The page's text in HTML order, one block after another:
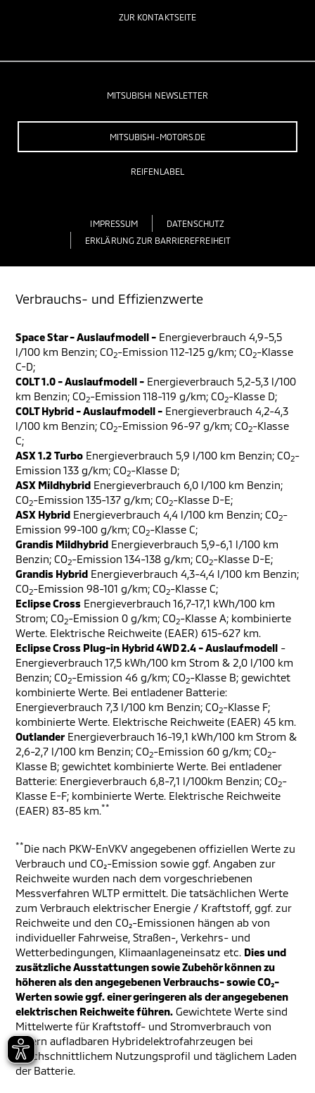
ZUR KONTAKTSEITE
MITSUBISHI NEWSLETTER
MITSUBISHI-MOTORS.DE
REIFENLABEL
IMPRESSUM
DATENSCHUTZ
ERKLÄRUNG ZUR BARRIEREFREIHEIT
Verbrauchs- und Effizienzwerte
Space Star - Auslaufmodell - Energieverbrauch 4,9-5,5
l/100 km Benzin; CO2-Emission 112-125 g/km; CO2-Klasse
C-D;
COLT 1.0 - Auslaufmodell - Energieverbrauch 5,2-5,3 l/100
km Benzin; CO2-Emission 118-119 g/km; CO2-Klasse D;
COLT Hybrid - Auslaufmodell - Energieverbrauch 4,2-4,3
l/100 km Benzin; CO2-Emission 96-97 g/km; CO2-Klasse
C;
ASX 1.2 Turbo Energieverbrauch 5,9 l/100 km Benzin; CO2-
Emission 133 g/km; CO2-Klasse D;
ASX Mildhybrid Energieverbrauch 6,0 l/100 km Benzin;
CO2-Emission 135-137 g/km; CO2-Klasse D-E;
ASX Hybrid Energieverbrauch 4,4 l/100 km Benzin; CO2-
Emission 99-100 g/km; CO2-Klasse C;
Grandis Mildhybrid Energieverbrauch 5,9-6,1 l/100 km
Benzin; CO2-Emission 134-138 g/km; CO2-Klasse D-E;
Grandis Hybrid Energieverbrauch 4,3-4,4 l/100 km Benzin;
CO2-Emission 98-101 g/km; CO2-Klasse C;
Eclipse Cross Energieverbrauch 16,7-17,1 kWh/100 km
Strom; CO2-Emission 0 g/km; CO2-Klasse A; kombinierte
Werte. Elektrische Reichweite (EAER) 615-627 km.
Eclipse Cross Plug-in Hybrid 4WD 2.4 - Auslaufmodell -
Energieverbrauch 17,5 kWh/100 km Strom & 2,0 l/100 km
Benzin; CO2-Emission 46 g/km; CO2-Klasse B; gewichtet
kombinierte Werte. Bei entladener Batterie:
Energieverbrauch 7,3 l/100 km Benzin; CO2-Klasse F;
kombinierte Werte. Elektrische Reichweite (EAER) 45 km.
Outlander Energieverbrauch 16-19,1 kWh/100 km Strom &
2,6-2,7 l/100 km Benzin; CO2-Emission 60 g/km; CO2-
Klasse B; gewichtet kombinierte Werte. Bei entladener
Batterie: Energieverbrauch 6,8-7,1 l/100km Benzin; CO2-
Klasse E-F; kombinierte Werte. Elektrische Reichweite
(EAER) 83-85 km.**
**Die nach PKW-EnVKV angegebenen offiziellen Werte zu
Verbrauch und CO₂-Emission sowie ggf. Angaben zur
Reichweite wurden nach dem vorgeschriebenen
Messverfahren WLTP ermittelt. Die tatsächlichen Werte
zum Verbrauch elektrischer Energie / Kraftstoff, ggf. zur
Reichweite und den CO₂-Emissionen hängen ab von
individueller Fahrweise, Straßen-, Verkehrs- und
Wetterbedingungen, Klimaanlageneinsatz etc. Dies und
zusätzliche Ausstattungen sowie Zubehör können zu
höheren als den angegebenen Verbrauchs- sowie CO₂-
Werten sowie ggf. einer geringeren als der angegebenen
elektrischen Reichweite führen. Gewichtete Werte sind
Mittelwerte für Kraftstoff- und Stromverbrauch von
extern aufladbaren Hybridelektrofahrzeugen bei
durchschnittlichem Nutzungsprofil und täglichem Laden
der Batterie.